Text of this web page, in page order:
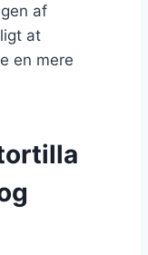
af
at
en mere